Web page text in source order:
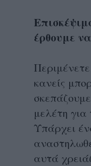
έρθουμε
κανείς
μελέτη
Υπάρχει
αυτά